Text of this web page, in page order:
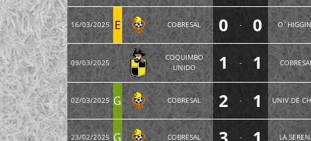
16/03/2025 E COBRESAL 0 - 0
09/03/2025
COQUIMBO
UNIDO
1 - 1
02/03/2025 G COBRESAL 2 - 1 UNIV.DE
23/02/2025 G COBRESAL - LA